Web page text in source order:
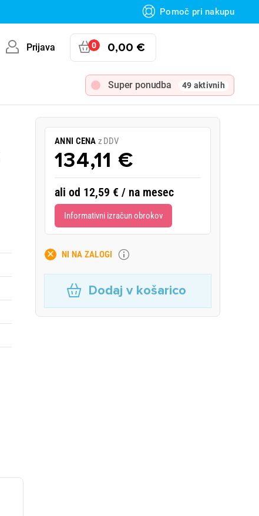
Pomoč pri nakupu
Prijava 0 0,00 €
Super ponudba 49 aktivnih
ANNI CENA z DDV
134,11 €
ali od 12,59 € / na mesec
Informativni izračun obrokov
NI NA ZALOGI
Dodaj v košarico